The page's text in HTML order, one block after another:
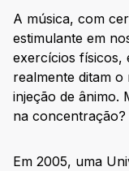
A música, com
estimulante em
exercícios físicos,
realmente ditam
injeção de ânimo.
na concentração?
Em 2005, uma